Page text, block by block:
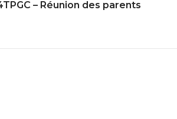
– Réunion des parents